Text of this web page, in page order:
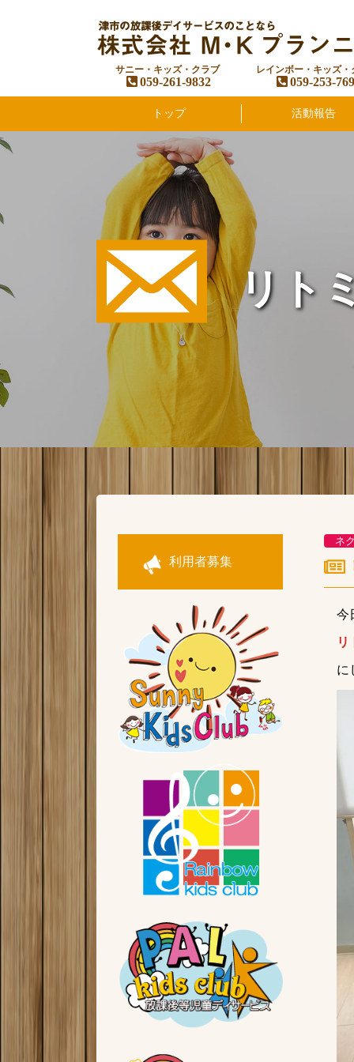
サニー・キッズ・クラブ
059-261-9832
レインボー・キッズ・
059-253-
トップ 活動報告
リト
ネ
今
リ
に
利用者募集